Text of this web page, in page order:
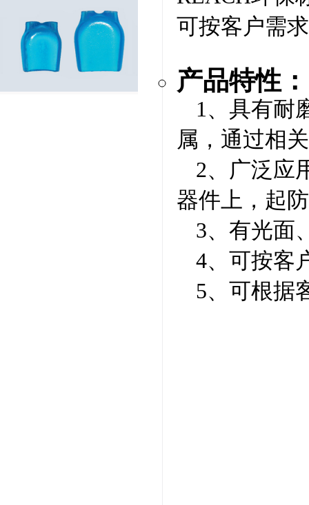
可按客户需
产品特性：
1、具有耐
属，通过相
2、广泛应
器件上，起
3、有光面
4、可按客
5、可根据